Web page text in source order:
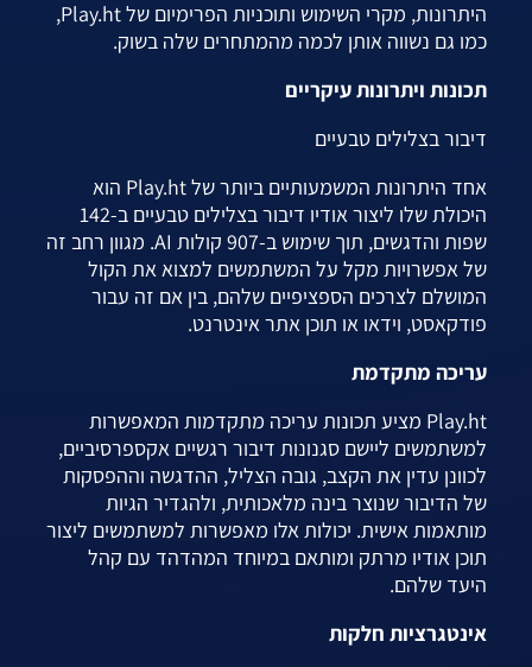
היתרונות, מקרי השימוש ותוכניות הפרימיום של Play.ht,
כמו גם נשווה אותן לכמה מהמתחרים שלה בשוק.
תכונות ויתרונות עיקריים
דיבור בצלילים טבעיים
אחד היתרונות המשמעותיים ביותר של Play.ht הוא
היכולת שלו ליצור אודיו דיבור בצלילים טבעיים ב-142
שפות והדגשים, תוך שימוש ב-907 קולות AI. מגוון רחב זה
של אפשרויות מקל על המשתמשים למצוא את הקול
המושלם לצרכים הספציפיים שלהם, בין אם זה עבור
פודקאסט, וידאו או תוכן אתר אינטרנט.
עריכה מתקדמת
Play.ht מציע תכונות עריכה מתקדמות המאפשרות
למשתמשים ליישם סגנונות דיבור רגשיים אקספרסיביים,
לכוונן עדין את הקצב, גובה הצליל, ההדגשה וההפסקות
של הדיבור שנוצר בינה מלאכותית, ולהגדיר הגיות
מותאמות אישית. יכולות אלו מאפשרות למשתמשים ליצור
תוכן אודיו מרתק ומותאם במיוחד המהדהד עם קהל
היעד שלהם.
אינטגרציות חלקות